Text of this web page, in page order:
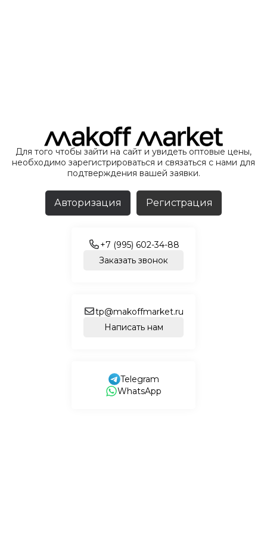
Для того чтобы зайти на сайт и увидеть оптовые цены,
необходимо зарегистрироваться и связаться с нами для
подтверждения вашей заявки.
Авторизация Регистрация
+7 (995) 602-34-88
Заказать звонок
tp@makoffmarket.ru
Написать нам
Telegram
WhatsApp